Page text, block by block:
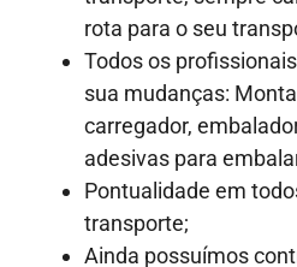
rota para o seu
Todos os
sua mudanças:
carregador,
adesivas para
Pontualidade em
transporte;
Ainda possuímos